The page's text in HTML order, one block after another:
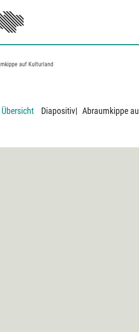
auf Kulturland
Diapositiv| Abraumkippe